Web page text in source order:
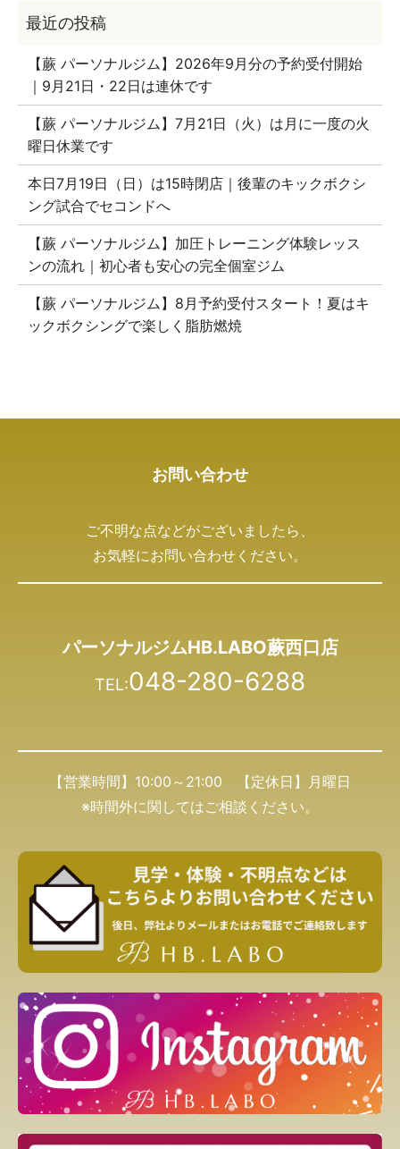
【蕨 パーソナルジム】2026年9月分の予約受付開始
｜9月21日・22日は連休です
【蕨 パーソナルジム】7月21日（火）は月に一度の火
曜日休業です
本日7月19日（日）は15時閉店｜後輩のキックボクシ
ング試合でセコンドへ
【蕨 パーソナルジム】加圧トレーニング体験レッス
ンの流れ｜初心者も安心の完全個室ジム
【蕨 パーソナルジム】8月予約受付スタート！夏はキ
ックボクシングで楽しく脂肪燃焼
お問い合わせ
ご不明な点などがございましたら、
お気軽にお問い合わせください。
パーソナルジムHB.LABO蕨西口店
TEL:048-280-6288
【営業時間】10:00～21:00 【定休日】月曜日
※時間外に関してはご相談ください。